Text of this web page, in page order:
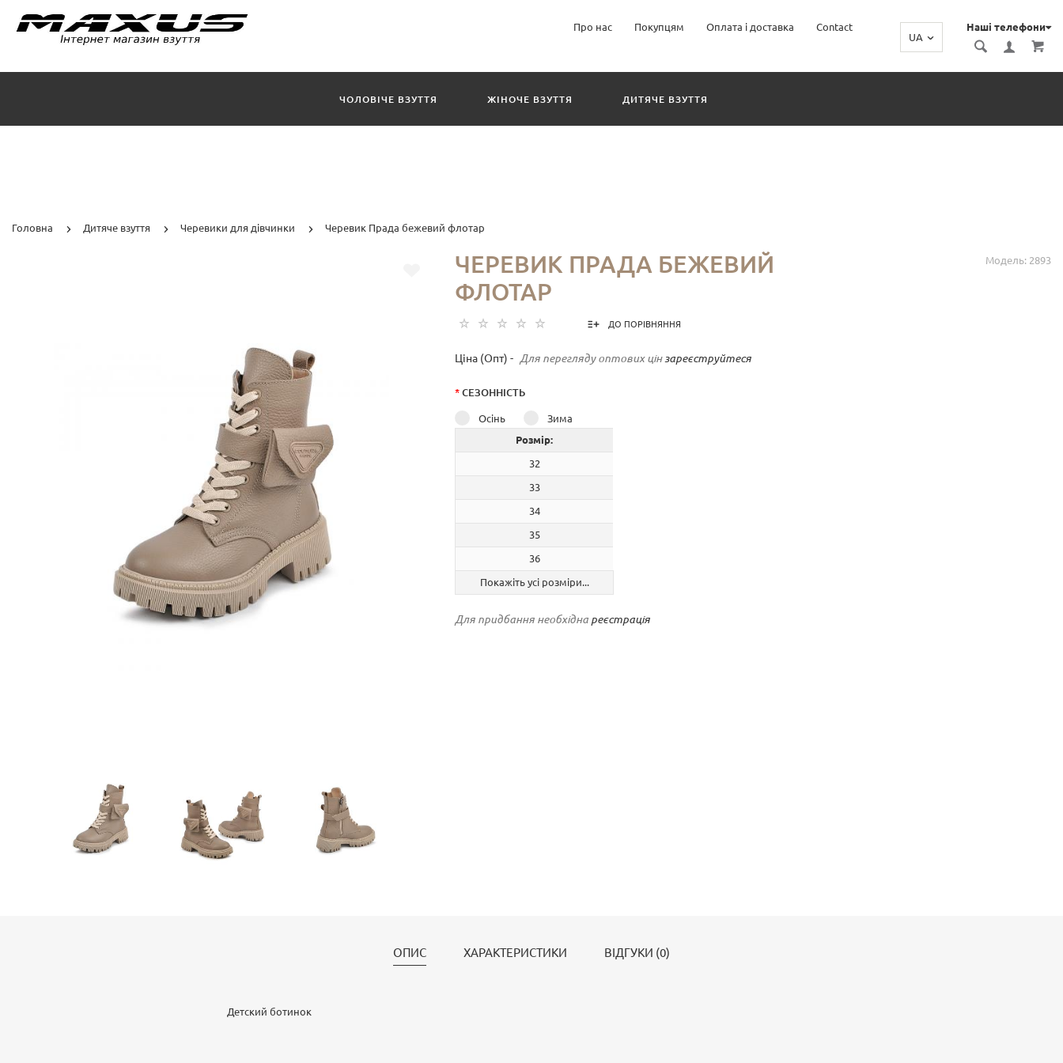
Наші телефони
UA
Про нас Покупцям Оплата і доставка Contact
ЧОЛОВІЧЕ ВЗУТТЯ ЖІНОЧЕ ВЗУТТЯ ДИТЯЧЕ ВЗУТТЯ
Головна Дитяче взуття Черевики для дівчинки Черевик Прада бежевий флотар
Модель: 2893
ЧЕРЕВИК ПРАДА БЕЖЕВИЙ
ФЛОТАР
ДО ПОРІВНЯННЯ
Ціна (Опт) - Для перегляду оптових цінзареєструйтеся
* СЕЗОННІСТЬ
Осінь
Зима
Розмір:
32
33
34
35
36
Покажіть усі розміри...
Для придбання необхідна реєстрація
ОПИС ХАРАКТЕРИСТИКИ ВІДГУКИ (0)
Детский ботинок